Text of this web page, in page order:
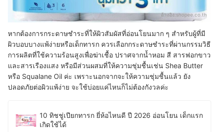
อ้างอิง:shopee.co.th
หากต้องการกระดาษชำระที่ให้ผิวสัมผัสที่อ่อนโยนมาก ๆ สำหรับผู้ที่มี
ผิวบอบบางแพ้ง่ายหรือเด็กทารก ควรเลือกกระดาษชำระที่ผ่านกรรมวิธี
การผลิตที่ใช้ความร้อนสูงเพื่อฆ่าเชื้อ ปราศจากน้ำหอม สี สารฟอกขาว
และสารเรืองแสง หรือมีส่วนผสมที่ให้ความชุ่มชื้นเช่น Shea Butter
หรือ Squalane Oil ค่ะ เพราะนอกจากจะให้ความชุ่มชื้นแล้ว ยัง
ปลอดภัยต่อผิวแพ้ง่าย จะใช้บ่อยแค่ไหนก็ไม่ต้องกังวลค่ะ
10 ทิชชู่เปียกทารก ยี่ห้อไหนดี ปี 2026 อ่อนโยน เด็กแรก
เกิดใช้ได้